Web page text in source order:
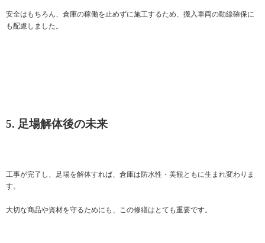
安全はもちろん、倉庫の稼働を止めずに施工するため、搬入車両の動線確保に
も配慮しました。
5. 足場解体後の未来
工事が完了し、足場を解体すれば、倉庫は防水性・美観ともに生まれ変わりま
す。
大切な商品や資材を守るためにも、この修繕はとても重要です。